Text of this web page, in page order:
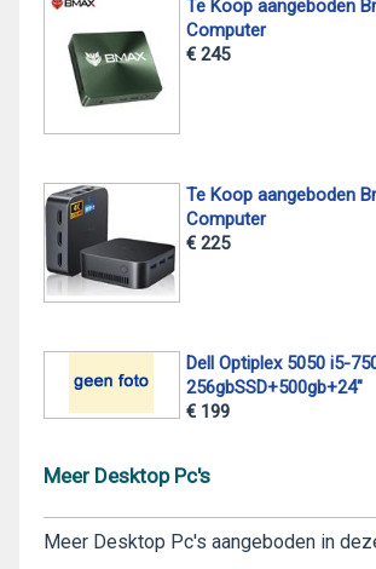
Te Koop aangeboden
Computer
€ 245
Te Koop aangeboden
Computer
€ 225
Dell Optiplex 5050 i5-
256gbSSD+500gb+24"
€ 199
Meer Desktop Pc's
Meer Desktop Pc's aangeboden in